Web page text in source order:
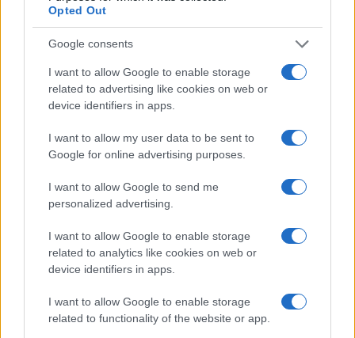
Opted Out
Google consents
I want to allow Google to enable storage
related to advertising like cookies on web or
device identifiers in apps.
I want to allow my user data to be sent to
Google for online advertising purposes.
I want to allow Google to send me
personalized advertising.
I want to allow Google to enable storage
related to analytics like cookies on web or
device identifiers in apps.
I want to allow Google to enable storage
related to functionality of the website or app.
Leggi i commenti
SEDUTE SATIRICHE
Vignetta del 04/08/2026
Vai all'archivio delle vignette